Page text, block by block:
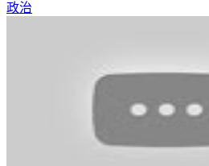
政治